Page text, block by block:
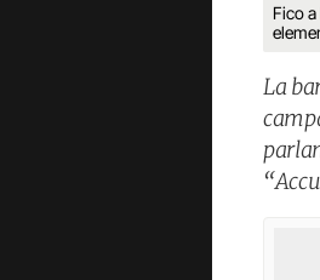
Fico
La